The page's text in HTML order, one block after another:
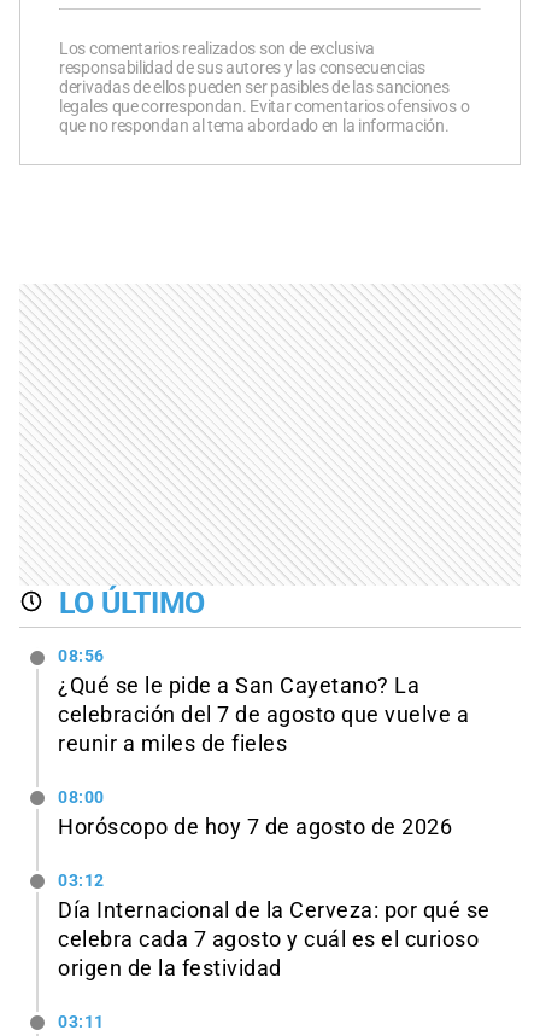
Los comentarios realizados son de exclusiva
responsabilidad de sus autores y las consecuencias
derivadas de ellos pueden ser pasibles de las sanciones
legales que correspondan. Evitar comentarios ofensivos o
que no respondan al tema abordado en la información.
LO ÚLTIMO
08:56
¿Qué se le pide a San Cayetano? La
celebración del 7 de agosto que vuelve a
reunir a miles de fieles
08:00
Horóscopo de hoy 7 de agosto de 2026
03:12
Día Internacional de la Cerveza: por qué se
celebra cada 7 agosto y cuál es el curioso
origen de la festividad
03:11